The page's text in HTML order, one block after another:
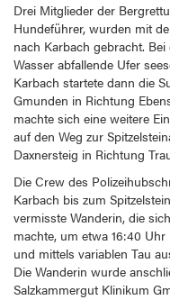
Drei Mitglieder der
Hundeführer, wurden mit
nach Karbach gebracht.
Wasser abfallende Ufer
Karbach startete dann die
Gmunden in Richtung
machte sich eine weitere
auf den Weg zur
Daxnersteig in Richtung
Die Crew des
Karbach bis zum
vermisste Wanderin, die
machte, um etwa 16:40
und mittels variablen Tau
Die Wanderin wurde
Salzkammergut Klinikum